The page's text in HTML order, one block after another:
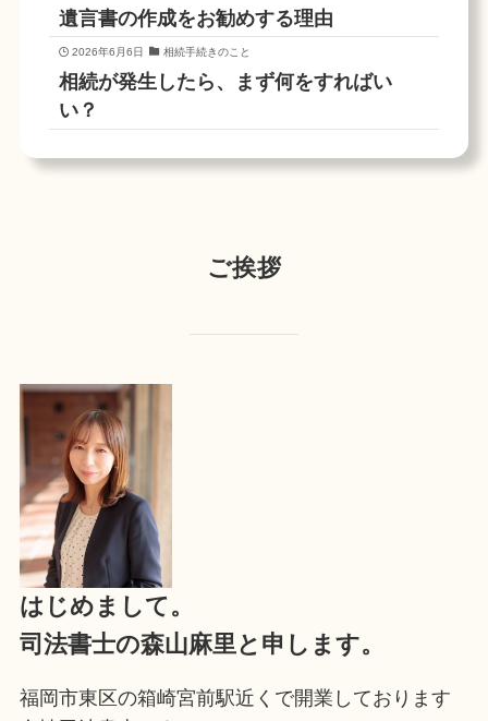
遺言書の作成をお勧めする理由
2026年6月6日 相続手続きのこと
相続が発生したら、まず何をすればい
い？
ご挨拶
はじめまして。
司法書士の森山麻里と申します。
福岡市東区の箱崎宮前駅近くで開業しております